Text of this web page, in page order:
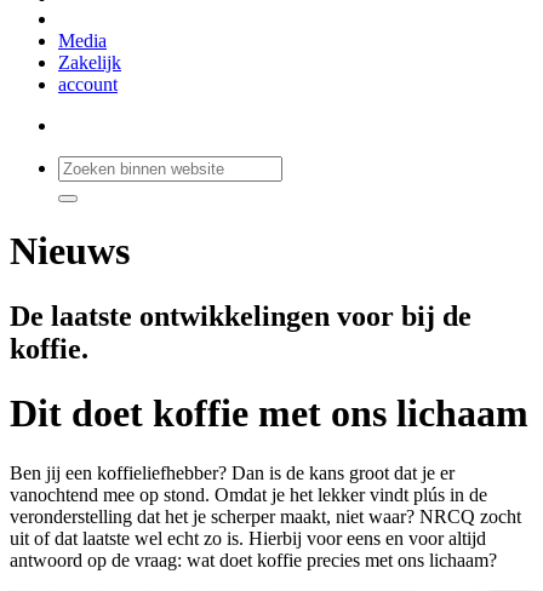
Media
Zakelijk
account
Nieuws
De laatste ontwikkelingen voor bij de
koffie.
Dit doet koffie met ons lichaam
Ben jij een koffieliefhebber? Dan is de kans groot dat je er
vanochtend mee op stond. Omdat je het lekker vindt plús in de
veronderstelling dat het je scherper maakt, niet waar? NRCQ zocht
uit of dat laatste wel echt zo is. Hierbij voor eens en voor altijd
antwoord op de vraag: wat doet koffie precies met ons lichaam?